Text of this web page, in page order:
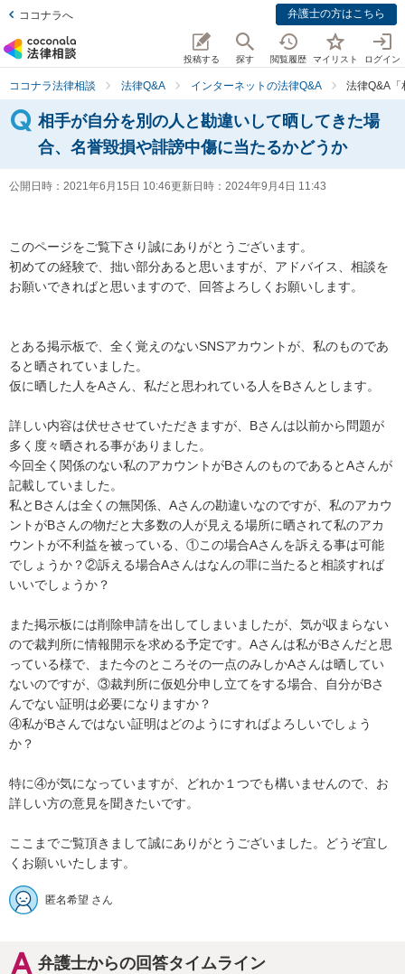
ココナラへ 弁護士の方はこちら
投稿する 探す 閲覧履歴 マイリスト ログイン
ココナラ法律相談 法律Q&A インターネットの法律Q&A 法律Q&A
相手が自分を別の人と勘違いして晒してきた場
合、名誉毀損や誹謗中傷に当たるかどうか
公開日時： 2021年6月15日 10:46更新日時： 2024年9月4日 11:43
このページをご覧下さり誠にありがとうございます。
初めての経験で、拙い部分あると思いますが、アドバイス、相談を
お願いできればと思いますので、回答よろしくお願いします。
とある掲示板で、全く覚えのないSNSアカウントが、私のものであ
ると晒されていました。
仮に晒した人をAさん、私だと思われている人をBさんとします。
詳しい内容は伏せさせていただきますが、Bさんは以前から問題が
多く度々晒される事がありました。
今回全く関係のない私のアカウントがBさんのものであるとAさんが
記載していました。
私とBさんは全くの無関係、Aさんの勘違いなのですが、私のアカウ
ントがBさんの物だと大多数の人が見える場所に晒されて私のアカ
ウントが不利益を被っている、①この場合Aさんを訴える事は可能
でしょうか？②訴える場合Aさんはなんの罪に当たると相談すれば
いいでしょうか？
また掲示板には削除申請を出してしまいましたが、気が収まらない
ので裁判所に情報開示を求める予定です。Aさんは私がBさんだと思
っている様で、また今のところその一点のみしかAさんは晒してい
ないのですが、③裁判所に仮処分申し立てをする場合、自分がBさ
んでない証明は必要になりますか？
④私がBさんではない証明はどのようにすればよろしいでしょう
か？
特に④が気になっていますが、どれか１つでも構いませんので、お
詳しい方の意見を聞きたいです。
ここまでご覧頂きまして誠にありがとうございました。どうぞ宜し
くお願いいたします。
匿名希望 さん
弁護士からの回答タイムライン